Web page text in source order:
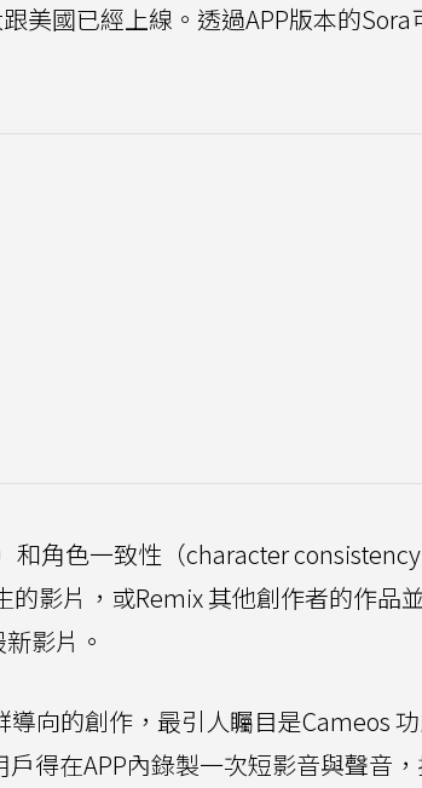
美國已經上線。透過APP版本的Sora
角色一致性（character
影片，或Remix 其他創作者的作品
影片。
向的創作，最引人矚目是Cameos 功
得在APP內錄製一次短影音與聲音